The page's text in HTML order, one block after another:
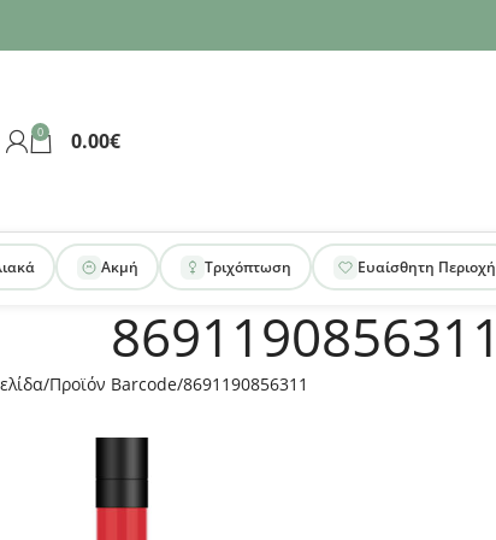
0 0.00€
Ακμή Τριχόπτωση Ευαίσθητη Περιοχή
8691190856311
Προϊόν Barcode 8691190856311